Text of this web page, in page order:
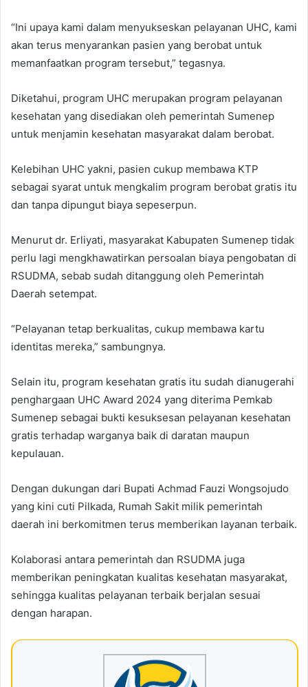
“Ini upaya kami dalam menyukseskan pelayanan UHC, kami
akan terus menyarankan pasien yang berobat untuk
memanfaatkan program tersebut,” tegasnya.
Diketahui, program UHC merupakan program pelayanan
kesehatan yang disediakan oleh pemerintah Sumenep
untuk menjamin kesehatan masyarakat dalam berobat.
Kelebihan UHC yakni, pasien cukup membawa KTP
sebagai syarat untuk mengkalim program berobat gratis itu
dan tanpa dipungut biaya sepeserpun.
Menurut dr. Erliyati, masyarakat Kabupaten Sumenep tidak
perlu lagi mengkhawatirkan persoalan biaya pengobatan di
RSUDMA, sebab sudah ditanggung oleh Pemerintah
Daerah setempat.
“Pelayanan tetap berkualitas, cukup membawa kartu
identitas mereka,” sambungnya.
Selain itu, program kesehatan gratis itu sudah dianugerahi
penghargaan UHC Award 2024 yang diterima Pemkab
Sumenep sebagai bukti kesuksesan pelayanan kesehatan
gratis terhadap warganya baik di daratan maupun
kepulauan.
Dengan dukungan dari Bupati Achmad Fauzi Wongsojudo
yang kini cuti Pilkada, Rumah Sakit milik pemerintah
daerah ini berkomitmen terus memberikan layanan terbaik.
Kolaborasi antara pemerintah dan RSUDMA juga
memberikan peningkatan kualitas kesehatan masyarakat,
sehingga kualitas pelayanan terbaik berjalan sesuai
dengan harapan.